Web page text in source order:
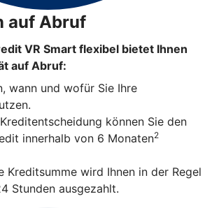
auf Abruf
VR Smart flexibel bietet Ihnen
auf Abruf:
wann und wofür Sie Ihre
können Sie den
innerhalb von 6 Monaten2
Kreditsumme wird Ihnen in der Regel
Stunden ausgezahlt.